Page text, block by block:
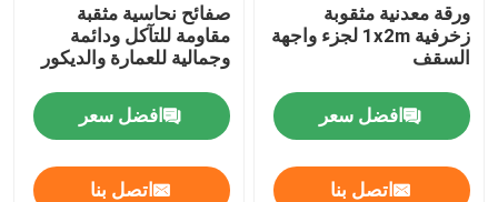
حصيرة السحب
الشبكة المقوية للأنابيب
ورقة معدنية مثقوبة
زخرفية 1x2m لجزء واجهة
السقف
افضل سعر
اتصل بنا
صفائح نحاسية مثقبة
مقاومة للتآكل ودائمة
وجمالية للعمارة والديكور
افضل سعر
اتصل بنا